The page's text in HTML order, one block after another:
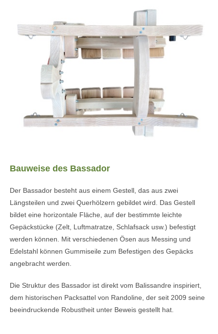
Bauweise des Bassador
Der Bassador besteht aus einem Gestell, das aus zwei
Längsteilen und zwei Querhölzern gebildet wird. Das Gestell
bildet eine horizontale Fläche, auf der bestimmte leichte
Gepäckstücke (Zelt, Luftmatratze, Schlafsack usw.) befestigt
werden können. Mit verschiedenen Ösen aus Messing und
Edelstahl können Gummiseile zum Befestigen des Gepäcks
angebracht werden.
Die Struktur des Bassador ist direkt vom Balissandre inspiriert,
dem historischen Packsattel von Randoline, der seit 2009 seine
beeindruckende Robustheit unter Beweis gestellt hat.